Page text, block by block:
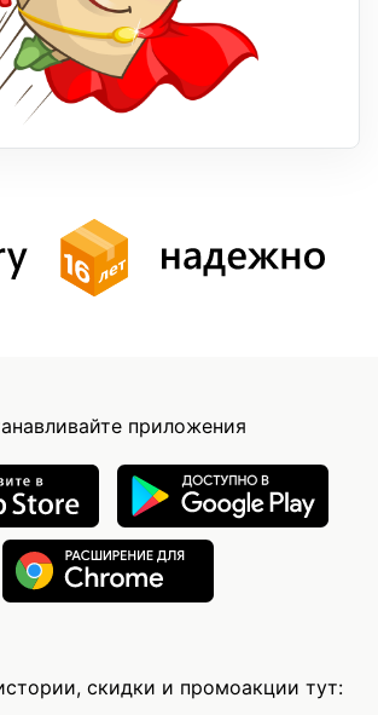
приложения
скидки и промоакции тут: